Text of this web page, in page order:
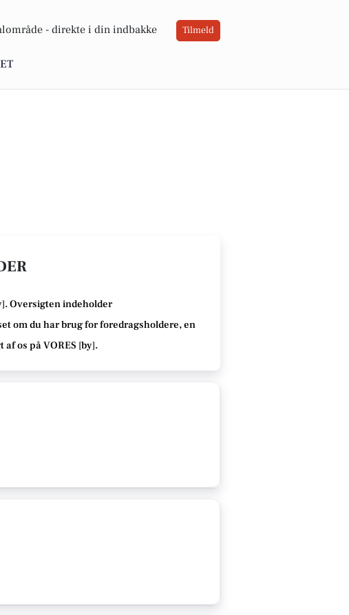
- direkte i din indbakke Tilmeld
].Oversigten indeholder
om du har brug for foredragsholdere, en
af os på VORES [by].